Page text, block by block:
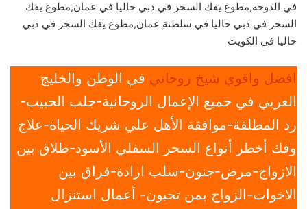
في الدوحة,مطوع يفك السحر في دبي حاليا في عمان,مطوع يفك
السحر في دبي حاليا في سلطنة عمان,مطوع يفك السحر في دبي
حاليا في الكويت
افضل واقوي شيخ روحاني في الوطن والخليج
العربي في جميع الإعمال الروحانية-جلب الحبيب-
رد المطلقة-موافقة الأهل علي شريك الحياة-علاج
وفك أخطر أنواع السحر السفلي الأسود-طلاق بين
الازواج-مرض-جنون-سلب ارادة-فراق بين
الاخوات-الزواج بمن تحبون- أعمال استنزال